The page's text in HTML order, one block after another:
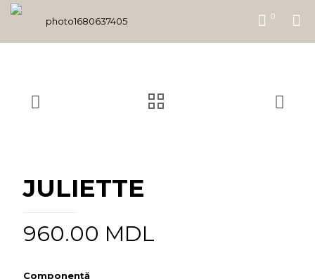
0
JULIETTE
960.00 MDL
Componență